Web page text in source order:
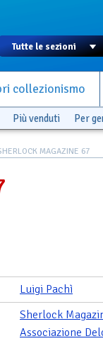
collezionismo
Più venduti Per
MAGAZINE 67
Luigi Pachì
Sherlock
Associazione